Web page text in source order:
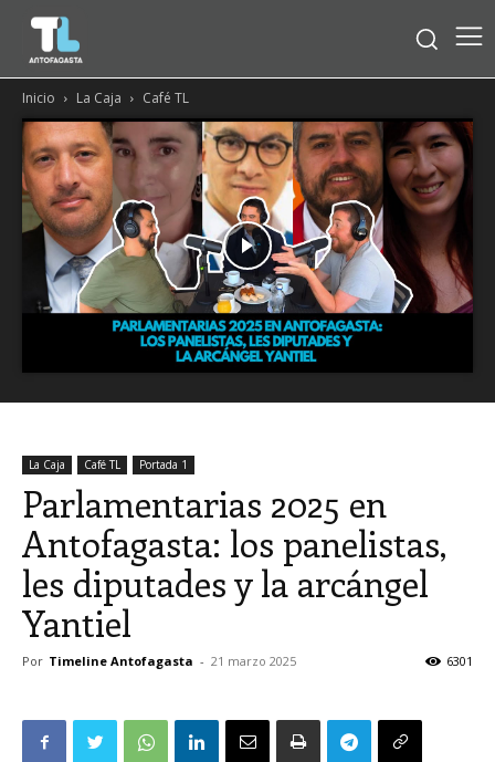
Inicio La Caja Café TL
La Caja Café TL Portada 1
Parlamentarias 2025 en
Antofagasta: los panelistas,
les diputades y la arcángel
Yantiel
Por Timeline Antofagasta - 21 marzo 2025 6301